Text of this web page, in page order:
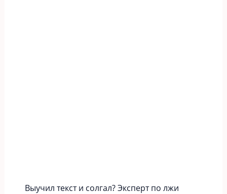
Выучил текст и солгал? Эксперт по лжи